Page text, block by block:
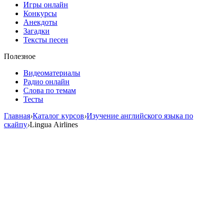
Игры онлайн
Конкурсы
Анекдоты
Загадки
Тексты песен
Полезное
Видеоматериалы
Радио онлайн
Слова по темам
Тесты
Главная›Каталог курсов›Изучение английского языка по
cкайпу›Lingua Airlines